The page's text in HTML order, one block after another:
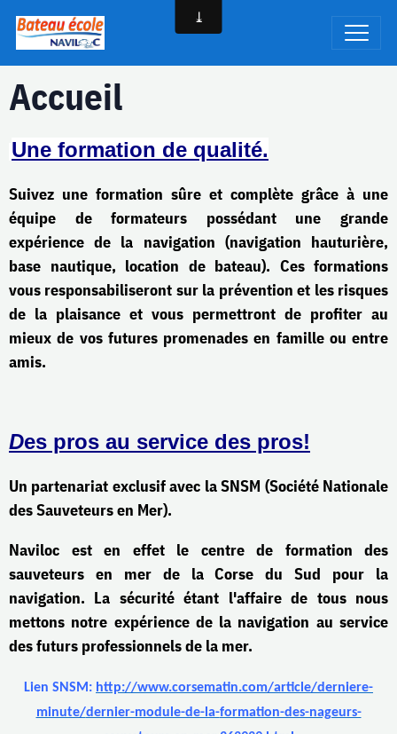
Accueil
Une formation de qualité.
Suivez une formation sûre et complète grâce à une
équipe de formateurs possédant une grande
expérience de la navigation (navigation hauturière,
base nautique, location de bateau). Ces formations
vous responsabiliseront sur la prévention et les risques
de la plaisance et vous permettront de profiter au
mieux de vos futures promenades en famille ou entre
amis.
Des pros au service des pros!
Un partenariat exclusif avec la SNSM (Société Nationale
des Sauveteurs en Mer).
Naviloc est en effet le centre de formation des
sauveteurs en mer de la Corse du Sud pour la
navigation. La sécurité étant l'affaire de tous nous
mettons notre expérience de la navigation au service
des futurs professionnels de la mer.
Lien SNSM: http://www.corsematin.com/article/derniere-
minute/dernier-module-de-la-formation-des-nageurs-